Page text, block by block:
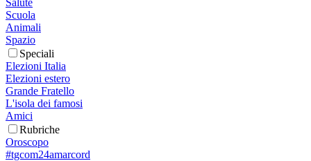
Salute
Scuola
Animali
Spazio
Speciali
Elezioni Italia
Elezioni estero
Grande Fratello
L'isola dei famosi
Amici
Rubriche
Oroscopo
#tgcom24amarcord